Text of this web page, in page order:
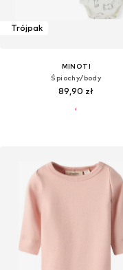
Trójpak
MINOTI
Śpiochy/body
89,90 zł